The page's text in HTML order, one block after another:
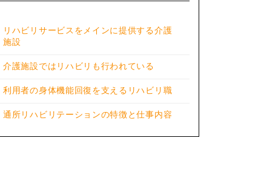
リハビリサービスをメインに提供する介護
施設
介護施設ではリハビリも行われている
利用者の身体機能回復を支えるリハビリ職
通所リハビリテーションの特徴と仕事内容